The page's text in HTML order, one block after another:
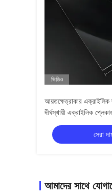
ভিডিও
আয়তক্ষেত্রাকার এক্রাইলিক
দীর্ঘস্থায়ী এক্রাইলিক
সেরা
আমাদের সাথে